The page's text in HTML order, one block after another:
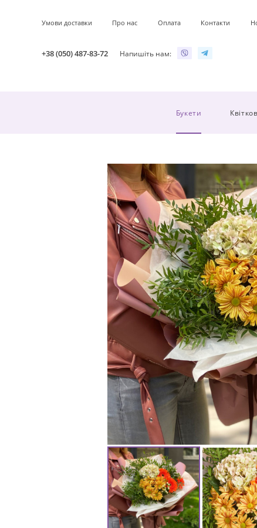
Умови доставки Про нас Оплата Контакти
+38 (050) 487-83-72 Напишіть нам:
Букети